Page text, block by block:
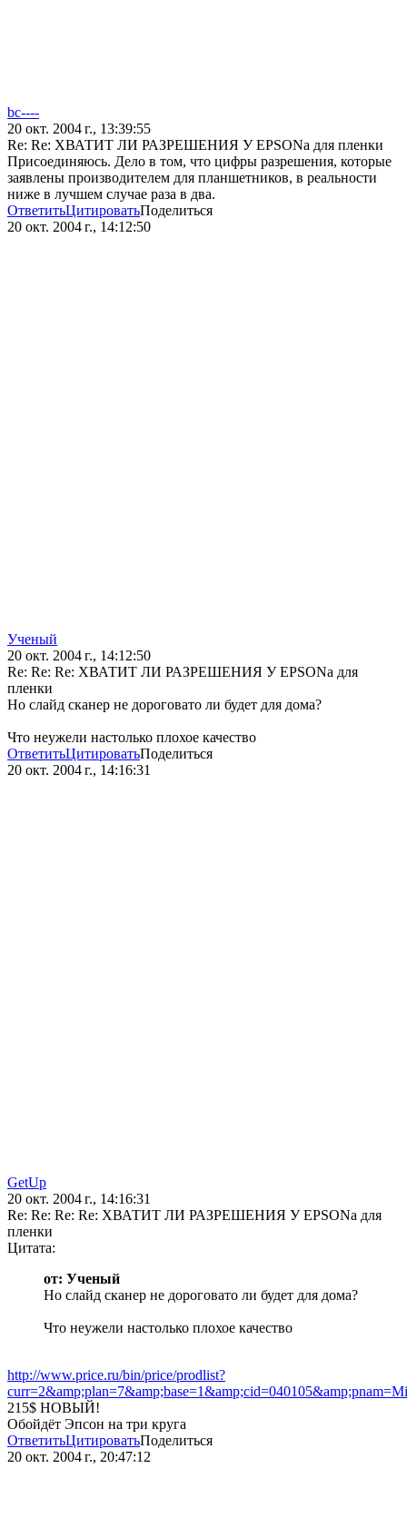
bc----
20 окт. 2004 г., 13:39:55
Re: Re: ХВАТИТ ЛИ РАЗРЕШЕНИЯ У EPSONа для пленки
Присоединяюсь. Дело в том, что цифры разрешения, которые
заявлены производителем для планшетников, в реальности
ниже в лучшем случае раза в два.
ОтветитьЦитироватьПоделиться
20 окт. 2004 г., 14:12:50
Ученый
20 окт. 2004 г., 14:12:50
Re: Re: Re: ХВАТИТ ЛИ РАЗРЕШЕНИЯ У EPSONа для
пленки
Но слайд сканер не дороговато ли будет для дома?
Что неужели настолько плохое качество
ОтветитьЦитироватьПоделиться
20 окт. 2004 г., 14:16:31
GetUp
20 окт. 2004 г., 14:16:31
Re: Re: Re: Re: ХВАТИТ ЛИ РАЗРЕШЕНИЯ У EPSONа для
пленки
Цитата:
от: Ученый
Но слайд сканер не дороговато ли будет для дома?
Что неужели настолько плохое качество
http://www.price.ru/bin/price/prodlist?
215$ НОВЫЙ!
Обойдёт Эпсон на три круга
ОтветитьЦитироватьПоделиться
20 окт. 2004 г., 20:47:12